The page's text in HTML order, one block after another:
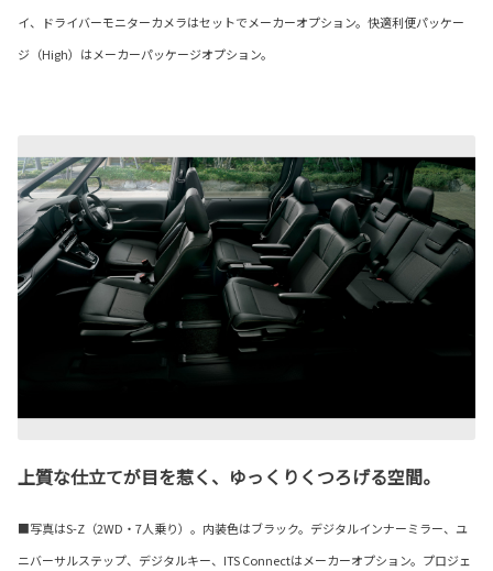
イ、ドライバーモニターカメラはセットでメーカーオプション。快適利便パッケー
ジ（High）はメーカーパッケージオプション。
上質な仕立てが目を惹く、ゆっくりくつろげる空間。
■写真はS-Z（2WD・7人乗り）。内装色はブラック。デジタルインナーミラー、ユ
ニバーサルステップ、デジタルキー、ITS Connectはメーカーオプション。プロジェ